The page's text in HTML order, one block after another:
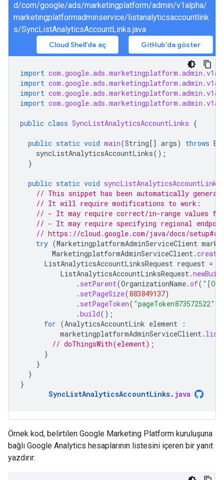
d/com/google/ads/marketingplatform/admin/v1alpha/
marketingplatformadminservice/listanalyticsaccountlink
s/SyncListAnalyticsAccountLinks.java
Cloud Shell'de aç GitHub'da göster
import
import
import
import
public class SyncListAnalyticsAccountLinks {
public static void main(String[] args) throws
syncListAnalyticsAccountLinks();
}
public static void syncListAnalyticsAccountLinks
// This snippet has been automatically
// It will require modifications to work:
// - It may require correct/in-range values
// - It may require specifying regional
// https://cloud.google.com/java/docs/
try (MarketingplatformAdminServiceClient
MarketingplatformAdminServiceClient.create
ListAnalyticsAccountLinksRequest request =
ListAnalyticsAccountLinksRequest.
. setParent(OrganizationName.of(
. setPageSize(883849137)
. setPageToken( "pageToken873572522"
.build();
for (AnalyticsAccountLink element
:
marketingplatformAdminServiceClient.
// doThingsWith(element);
}
}
}
}
SyncListAnalyticsAccountLinks. java
Örnek kod, belirtilen Google Marketing Platform kuruluşuna
bağlı Google Analytics hesaplarının listesini içeren bir yanıt
yazdırır: